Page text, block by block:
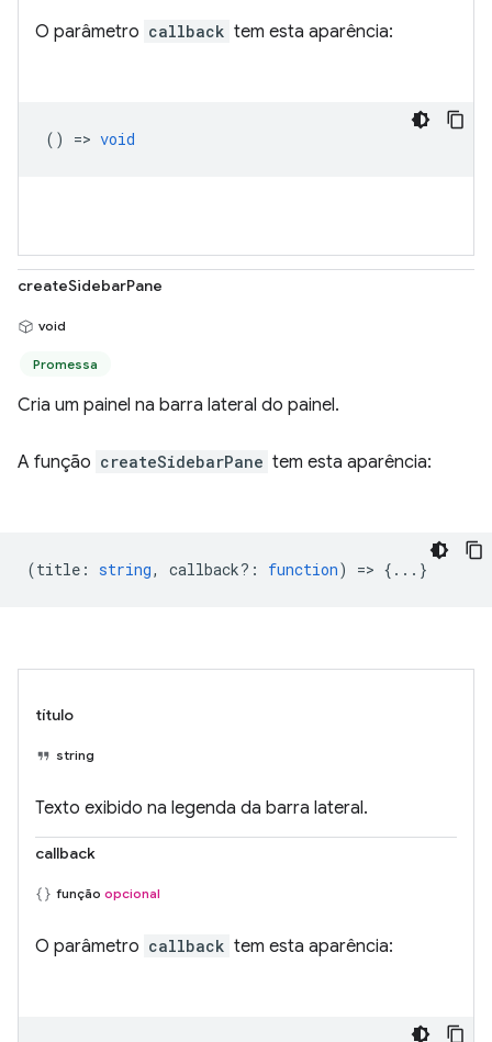
O parâmetro callback tem esta aparência:
() => void
createSidebarPane
void
Promessa
Cria um painel na barra lateral do painel.
A função createSidebarPane tem esta aparência:
(title : string, callback? : function) => {...}
título
string
Texto exibido na legenda da barra lateral.
callback
função opcional
O parâmetro callback tem esta aparência: